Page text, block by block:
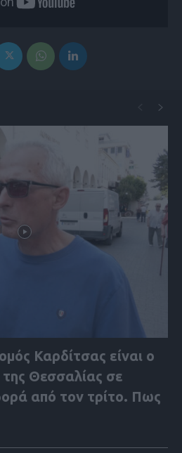
Καρδίτσας είναι ο
της Θεσσαλίας σε
από τον τρίτο. Πως